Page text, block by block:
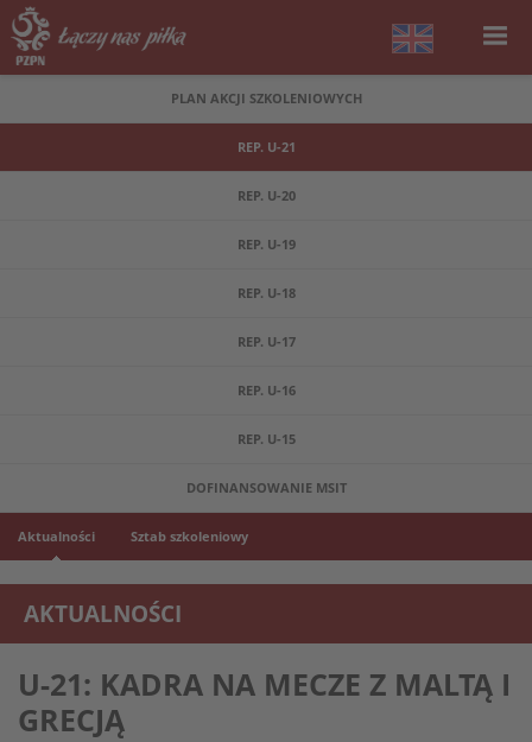
PLAN AKCJI SZKOLENIOWYCH
REP. U-21
REP. U-20
REP. U-19
REP. U-18
REP. U-17
REP. U-16
REP. U-15
DOFINANSOWANIE MSIT
Aktualności Sztab szkoleniowy
AKTUALNOŚCI
REPREZENTACJA MŁODZIEŻOWA U-21
U-21: KADRA NA MECZE Z MALTĄ I
GRECJĄ